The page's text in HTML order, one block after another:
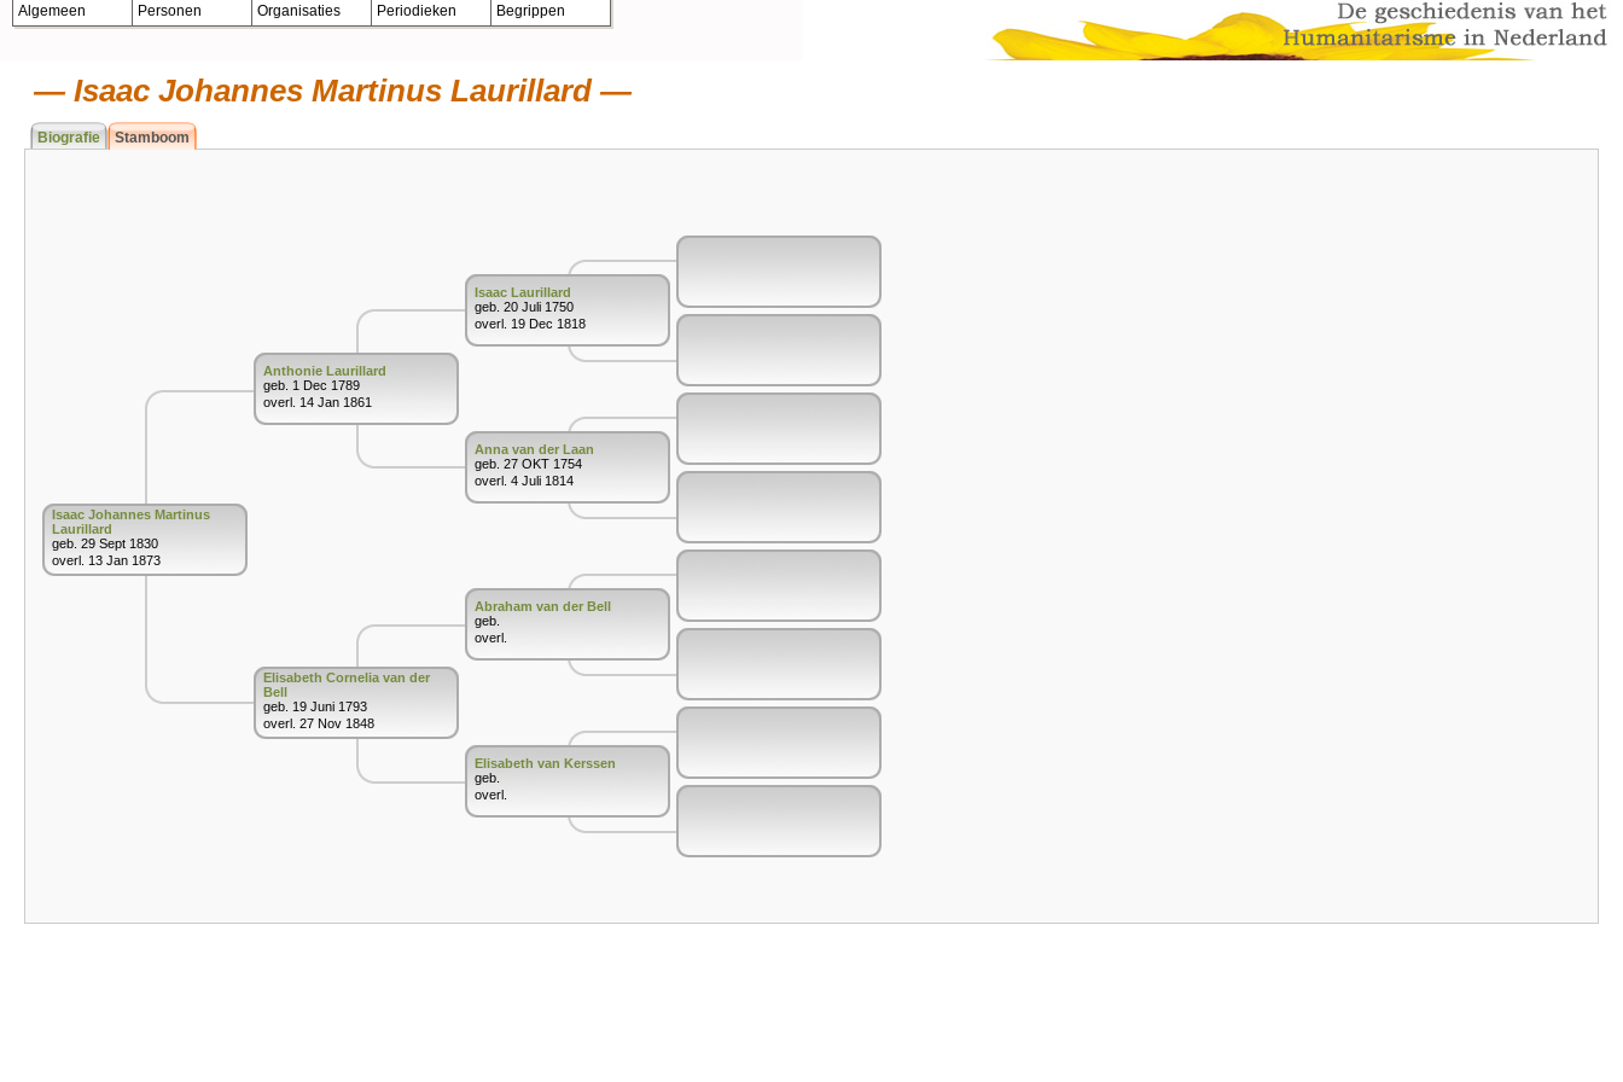
Algemeen Personen Organisaties Periodieken Begrippen
Isaac Johannes Martinus Laurillard
Biografie Stamboom
Isaac Johannes Martinus
Laurillard
geb. 29 Sept 1830
overl. 13 Jan 1873
Anthonie Laurillard
geb. 1 Dec 1789
overl. 14 Jan 1861
Elisabeth Cornelia van der
Bell
geb. 19 Juni 1793
overl. 27 Nov 1848
Isaac Laurillard
geb. 20 Juli 1750
overl. 19 Dec 1818
Anna van der Laan
geb. 27 OKT 1754
overl. 4 Juli 1814
Abraham van der Bell
geb.
overl.
Elisabeth van Kerssen
geb.
overl.